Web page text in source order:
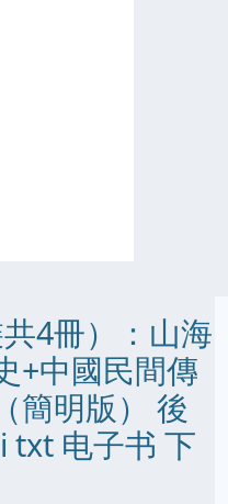
4冊）：山海
+中國民間傳
簡明版） 後
电子书 下